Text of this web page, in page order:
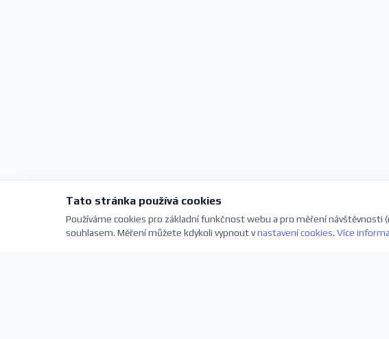
Tato stránka používá cookies
Používáme cookies pro základní funkčnost webu a pro měření návštěvnosti
souhlasem. Měření můžete kdykoli vypnout vnastavení cookies. Více